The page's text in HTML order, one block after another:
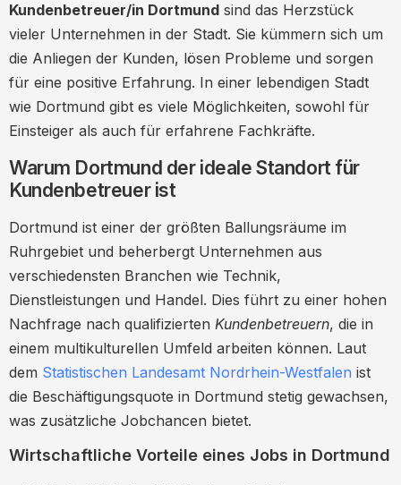
Branchenspezifische Möglichkeiten
Tipps für eine erfolgreiche Bewerbung
Weiterbildung und
Entwicklungsmöglichkeiten
Arbeitgeber in Dortmund: Wer stellt ein?
Dortmund
Flexible Arbeitsmodelle
Erfahrungsberichte von Kundenbetreuern
in Dortmund
Schlussfolgerung: Ihre Karriere als
Kundenbetreuer/in in Dortmund
Kundenbetreuer/in Dortmund sind das Herzstück
vieler Unternehmen in der Stadt. Sie kümmern sich um
die Anliegen der Kunden, lösen Probleme und sorgen
für eine positive Erfahrung. In einer lebendigen Stadt
wie Dortmund gibt es viele Möglichkeiten, sowohl für
Einsteiger als auch für erfahrene Fachkräfte.
Warum Dortmund der ideale Standort für
Kundenbetreuer ist
Dortmund ist einer der größten Ballungsräume im
Ruhrgebiet und beherbergt Unternehmen aus
verschiedensten Branchen wie Technik,
Dienstleistungen und Handel. Dies führt zu einer hohen
Nachfrage nach qualifizierten Kundenbetreuern, die in
einem multikulturellen Umfeld arbeiten können. Laut
dem Statistischen Landesamt Nordrhein-Westfalen ist
die Beschäftigungsquote in Dortmund stetig gewachsen,
was zusätzliche Jobchancen bietet.
Wirtschaftliche Vorteile eines Jobs in Dortmund